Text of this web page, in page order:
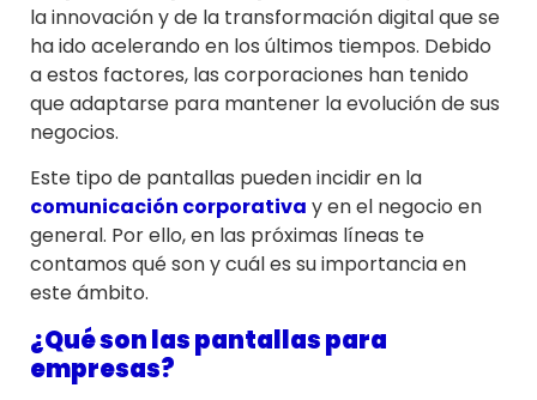
la innovación y de la transformación digital que se
ha ido acelerando en los últimos tiempos. Debido
a estos factores, las corporaciones han tenido
que adaptarse para mantener la evolución de sus
negocios.
Este tipo de pantallas pueden incidir en la
comunicación corporativa y en el negocio en
general. Por ello, en las próximas líneas te
contamos qué son y cuál es su importancia en
este ámbito.
¿Qué son las pantallas para
empresas?